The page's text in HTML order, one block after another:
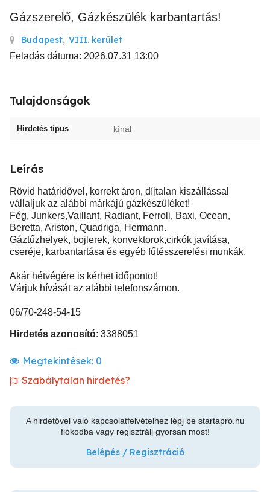
Gázszerelő, Gázkészülék karbantartás!
Budapest, VIII. kerület
Feladás dátuma: 2026.07.31 13:00
Tulajdonságok
Hirdetés típus kínál
Leírás
Rövid határidővel, korrekt áron, díjtalan kiszállással
vállaljuk az alábbi márkájú gázkészüléket!
Fég, Junkers,Vaillant, Radiant, Ferroli, Baxi, Ocean,
Beretta, Ariston, Quadriga, Hermann.
Gáztűzhelyek, bojlerek, konvektorok,cirkók javítása,
cseréje, karbantartása és egyéb fűtésszerelési munkák.
Akár hétvégére is kérhet időpontot!
Várjuk hívását az alábbi telefonszámon.
06/70-248-54-15
Hirdetés azonosító: 3388051
Megtekintések: 0
Szabálytalan hirdetés?
A hirdetővel való kapcsolatfelvételhez lépj be startapró.hu
fiókodba vagy regisztrálj gyorsan most!
Belépés / Regisztráció